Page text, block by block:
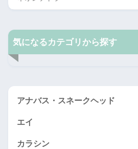
気になるカテゴリから探す
アナバス・スネークヘッド
エイ
カラシン